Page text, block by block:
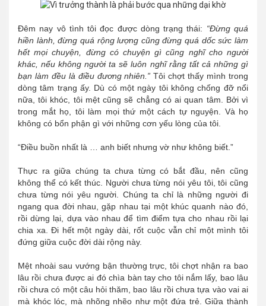
Đêm nay vô tình tôi đọc được dòng trạng thái: “Đừng quá
hiền lành, đừng quá rộng lượng cũng đừng quá dốc sức làm
hết mọi chuyện, đừng có chuyện gì cũng nghĩ cho người
khác, nếu không người ta sẽ luôn nghĩ rằng tất cả những gì
bạn làm đều là điều đương nhiên.”Tôi chợt thấy mình trong
dòng tâm trạng ấy. Dù có một ngày tôi không chống đỡ nổi
nữa, tôi khóc, tôi mệt cũng sẽ chẳng có ai quan tâm. Bởi vì
trong mắt họ, tôi làm mọi thứ một cách tự nguyện. Và họ
không có bổn phận gì với những cơn yếu lòng của tôi.
“Điều buồn nhất là … anh biết nhưng vờ như không biết.”
Thực ra giữa chúng ta chưa từng có bắt đầu, nên cũng
không thể có kết thúc. Người chưa từng nói yêu tôi, tôi cũng
chưa từng nói yêu người. Chúng ta chỉ là những người đi
ngang qua đời nhau, gặp nhau tại một khúc quanh nào đó,
rồi dừng lại, dựa vào nhau để tìm điểm tựa cho nhau rồi lại
chia xa. Đi hết một ngày dài, rốt cuộc vẫn chỉ một mình tôi
đứng giữa cuộc đời dài rộng này.
Mệt nhoài sau vướng bận thường trực, tôi chợt nhận ra bao
lâu rồi chưa được ai đó chìa bàn tay cho tôi nắm lấy, bao lâu
rồi chưa có một câu hỏi thăm, bao lâu rồi chưa tựa vào vai ai
mà khóc lóc, mà nhõng nhẽo như một đứa trẻ. Giữa thành